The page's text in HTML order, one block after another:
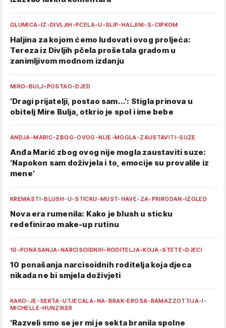
GLUMICA-IZ-DIVLJIH-PCELA-U-SLIP-HALJINI-S-CIPKOM
Haljina za kojom ćemo ludovati ovog proljeća:
Tereza iz Divljih pčela prošetala gradom u
zanimljivom modnom izdanju
MIRO-BULJ-POSTAO-DJED
'Dragi prijatelji, postao sam...': Stigla prinova u
obitelj Mire Bulja, otkrio je spol i ime bebe
ANDJA-MARIC-ZBOG-OVOG-NIJE-MOGLA-ZAUSTAVITI-SUZE
Anđa Marić zbog ovog nije mogla zaustaviti suze:
'Napokon sam doživjela i to, emocije su provalile iz
mene'
KREMASTI-BLUSH-U-STICKU-MUST-HAVE-ZA-PRIRODAN-IZGLED
Nova era rumenila: Kako je blush u sticku
redefinirao make-up rutinu
10-PONASANJA-NARCISOIDNIH-RODITELJA-KOJA-STETE-DJECI
10 ponašanja narcisoidnih roditelja koja djeca
nikada ne bi smjela doživjeti
KAKO-JE-SEKTA-UTJECALA-NA-BRAK-EROSA-RAMAZZOTTIJA-I-
MICHELLE-HUNZIKER
'Razveli smo se jer mi je sekta branila spolne